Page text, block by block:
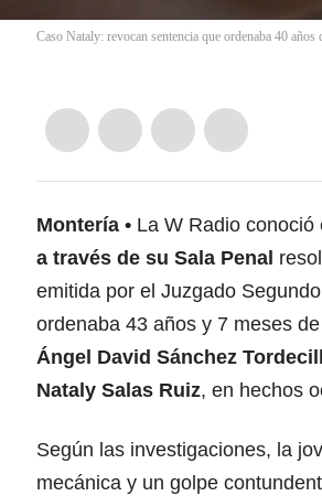
Caso Nataly: revocan sentencia que ordenaba 40
Montería La W Radio conoció
a través de su Sala Penal
emitida por el Juzgado
ordenaba 43 años y 7 meses
Ángel David Sánchez
Nataly Salas Ruiz, en hechos
Según las investigaciones, la
mecánica y un golpe